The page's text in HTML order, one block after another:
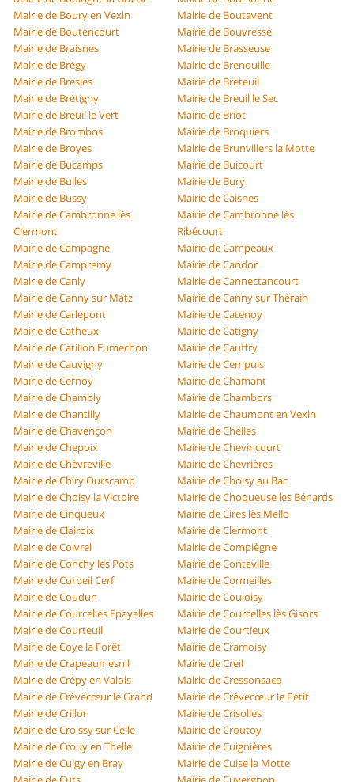
Mairie de Boury en Vexin
Mairie de Boutavent
Mairie de Boutencourt
Mairie de Bouvresse
Mairie de Braisnes
Mairie de Brasseuse
Mairie de Brégy
Mairie de Brenouille
Mairie de Bresles
Mairie de Breteuil
Mairie de Brétigny
Mairie de Breuil le Sec
Mairie de Breuil le Vert
Mairie de Briot
Mairie de Brombos
Mairie de Broquiers
Mairie de Broyes
Mairie de Brunvillers la Motte
Mairie de Bucamps
Mairie de Buicourt
Mairie de Bulles
Mairie de Bury
Mairie de Bussy
Mairie de Caisnes
Mairie de Cambronne lès
Clermont
Mairie de Cambronne lès
Ribécourt
Mairie de Campagne
Mairie de Campeaux
Mairie de Campremy
Mairie de Candor
Mairie de Canly
Mairie de Cannectancourt
Mairie de Canny sur Matz
Mairie de Canny sur Thérain
Mairie de Carlepont
Mairie de Catenoy
Mairie de Catheux
Mairie de Catigny
Mairie de Catillon Fumechon
Mairie de Cauffry
Mairie de Cauvigny
Mairie de Cempuis
Mairie de Cernoy
Mairie de Chamant
Mairie de Chambly
Mairie de Chambors
Mairie de Chantilly
Mairie de Chaumont en Vexin
Mairie de Chavençon
Mairie de Chelles
Mairie de Chepoix
Mairie de Chevincourt
Mairie de Chèvreville
Mairie de Chevrières
Mairie de Chiry Ourscamp
Mairie de Choisy au Bac
Mairie de Choisy la Victoire
Mairie de Choqueuse les Bénards
Mairie de Cinqueux
Mairie de Cires lès Mello
Mairie de Clairoix
Mairie de Clermont
Mairie de Coivrel
Mairie de Compiègne
Mairie de Conchy les Pots
Mairie de Conteville
Mairie de Corbeil Cerf
Mairie de Cormeilles
Mairie de Coudun
Mairie de Couloisy
Mairie de Courcelles Epayelles
Mairie de Courcelles lès Gisors
Mairie de Courteuil
Mairie de Courtieux
Mairie de Coye la Forêt
Mairie de Cramoisy
Mairie de Crapeaumesnil
Mairie de Creil
Mairie de Crépy en Valois
Mairie de Cressonsacq
Mairie de Crèvecœur le Grand
Mairie de Crèvecœur le Petit
Mairie de Crillon
Mairie de Crisolles
Mairie de Croissy sur Celle
Mairie de Croutoy
Mairie de Crouy en Thelle
Mairie de Cuignières
Mairie de Cuigy en Bray
Mairie de Cuise la Motte